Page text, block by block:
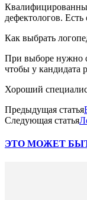
дефектологов.
Как выбрать
При выборе нужно
чтобы у кандидата
Хороший
Предыдущая статья
Следующая статья
ЭТО МОЖЕТ